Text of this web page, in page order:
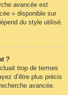
avancée est
» disponible sur
du style utilisé.
?
trop de termes
d’être plus précis
avancée.